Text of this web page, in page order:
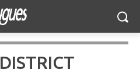
DISTRICT